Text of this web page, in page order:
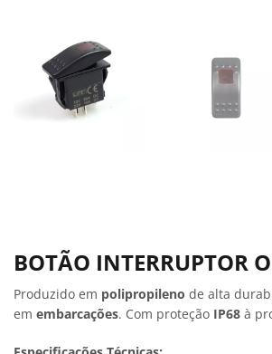
BOTÃO INTERRUPTOR
Produzido em polipropileno de alta
em embarcações. Com proteção IP68 à